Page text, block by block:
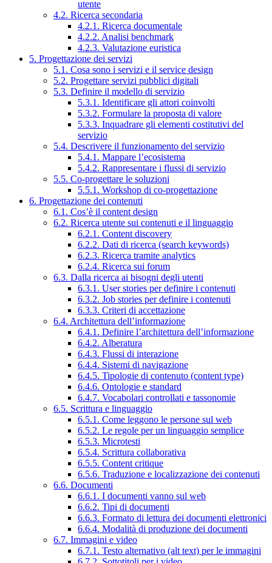
utente
4.2. Ricerca secondaria
4.2.1. Ricerca documentale
4.2.2. Analisi benchmark
4.2.3. Valutazione euristica
5. Progettazione dei servizi
5.1. Cosa sono i servizi e il service design
5.2. Progettare servizi pubblici digitali
5.3. Definire il modello di servizio
5.3.1. Identificare gli attori coinvolti
5.3.2. Formulare la proposta di valore
5.3.3. Inquadrare gli elementi costitutivi del
servizio
5.4. Descrivere il funzionamento del servizio
5.4.1. Mappare l’ecosistema
5.4.2. Rappresentare i flussi di servizio
5.5. Co-progettare le soluzioni
5.5.1. Workshop di co-progettazione
6. Progettazione dei contenuti
6.1. Cos’è il content design
6.2. Ricerca utente sui contenuti e il linguaggio
6.2.1. Content discovery
6.2.2. Dati di ricerca (search keywords)
6.2.3. Ricerca tramite analytics
6.2.4. Ricerca sui forum
6.3. Dalla ricerca ai bisogni degli utenti
6.3.1. User stories per definire i contenuti
6.3.2. Job stories per definire i contenuti
6.3.3. Criteri di accettazione
6.4. Architettura dell’informazione
6.4.1. Definire l’architettura dell’informazione
6.4.2. Alberatura
6.4.3. Flussi di interazione
6.4.4. Sistemi di navigazione
6.4.5. Tipologie di contenuto (content type)
6.4.6. Ontologie e standard
6.4.7. Vocabolari controllati e tassonomie
6.5. Scrittura e linguaggio
6.5.1. Come leggono le persone sul web
6.5.2. Le regole per un linguaggio semplice
6.5.3. Microtesti
6.5.4. Scrittura collaborativa
6.5.5. Content critique
6.5.6. Traduzione e localizzazione dei contenuti
6.6. Documenti
6.6.1. I documenti vanno sul web
6.6.2. Tipi di documenti
6.6.3. Formato di lettura dei documenti elettronici
6.6.4. Modalità di produzione dei documenti
6.7. Immagini e video
6.7.1. Testo alternativo (alt text) per le immagini